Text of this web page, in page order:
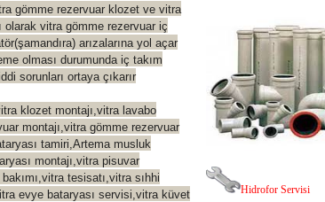
gömme rezervuar klozet ve vitra
olarak vitra gömme rezervuar iç
ıra) arızalarına yol açar
olması durumunda iç takım
sorunları ortaya çıkarır
montajı,vitra lavabo
montajı,vitra gömme rezervuar
tamiri,Artema musluk
montajı,vitra pisuvar
tesisatı,vitra sıhhi
evye bataryası servisi,vitra küvet
Hidrofor Servisi